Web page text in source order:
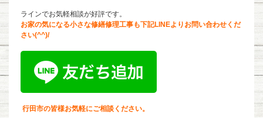
ラインでお気軽相談が好評です。
お家の気になる小さな修繕修理工事も下記LINEよりお問い合わせくだ
さい(^^)/
行田市の皆様お気軽にご相談ください。